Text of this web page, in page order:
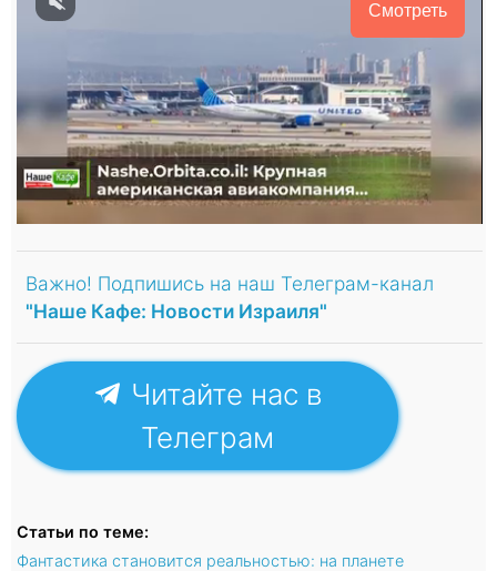
Смотреть
Важно! Подпишись на наш Телеграм-канал
"Наше Кафе: Новости Израиля"
Читайте нас в
Телеграм
Статьи по теме:
Фантастика становится реальностью: на планете